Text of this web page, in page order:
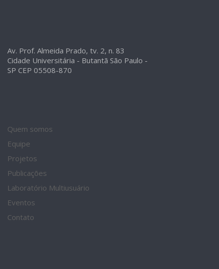
Av. Prof. Almeida Prado, tv. 2, n. 83
Cidade Universitária - Butantã São Paulo -
SP CEP 05508-870
Quem somos
Equipe
Projetos
Publicações
Laboratório Multiusuário
Eventos
Contato